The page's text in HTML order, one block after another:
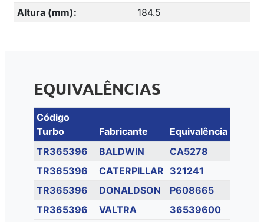
Altura (mm):
184.5
EQUIVALÊNCIAS
Código
Turbo
Fabricante
Equivalência
TR365396
BALDWIN
CA5278
TR365396
CATERPILLAR 321241
TR365396
DONALDSON
P608665
TR365396
VALTRA 36539600